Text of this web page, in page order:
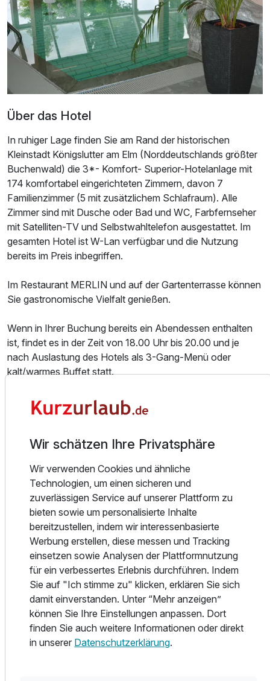
Doppelzimmer mit Balkon
2 Erwachsene
Ausstattung
Für 6 Tage p.P. ab
Doppelzimmer Standard
2 Erwachsene
Über das Hotel
In ruhiger Lage finden Sie am Rand der historischen
Kleinstadt Königslutter am Elm (Norddeutschlands größter
Buchenwald) die 3*- Komfort- Superior-Hotelanlage mit
174 komfortabel eingerichteten Zimmern, davon 7
Familienzimmer (5 mit zusätzlichem Schlafraum). Alle
Zimmer sind mit Dusche oder Bad und WC, Farbfernseher
mit Satelliten-TV und Selbstwahltelefon ausgestattet. Im
gesamten Hotel ist W-Lan verfügbar und die Nutzung
bereits im Preis inbegriffen.
Im Restaurant MERLIN und auf der Gartenterrasse können
Sie gastronomische Vielfalt genießen.
Wenn in Ihrer Buchung bereits ein Abendessen enthalten
ist, findet es in der Zeit von 18.00 Uhr bis 20.00 und je
nach Auslastung des Hotels als 3-Gang-Menü oder
kalt/warmes Buffet statt.
Die Nutzung von Hallenschwimmbad und Fitnessraum
(täglich 6 Uhr bis 22 Uhr geöffnet) und finnischer Sauna
Arrangements enthalten.
Tennishallen und -außenplätze, sowie Kegel- und
Bowlingbahnen (täglich ab 17.00 Uhr) können gegen eine
Gebühr genutzt werden und runden das umfangreiche
Freizeitangebot der Hotelanlage ab.
Besonderer Hinweis: Das Hotel verfügt nicht über
behindertengerechte Zimmer. Einige Zimmer der
KOMFORT-Kategorie und deren Badbereich sind mit einem
Rollstuhl oder Rollator gut erreich- und befahrbar, haben
jedoch keine abgesenkten Sanitäreinrichtungen oder
speziellen Haltearmaturen. Der Schimmbad- und
Saunabereich ist für Gäste mit eingeschränkter Mobilität
nicht nutzbar, da der Zugang zum Schimmbecken über nur
Wir schätzen Ihre Privatsphäre
Wir verwenden Cookies und ähnliche
Technologien, um einen sicheren und
zuverlässigen Service auf unserer Plattform zu
bieten sowie um personalisierte Inhalte
bereitzustellen, indem wir interessenbasierte
Werbung erstellen, diese messen und Tracking
einsetzen sowie Analysen der Plattformnutzung
für ein verbessertes Erlebnis durchführen. Indem
Sie auf "Ich stimme zu" klicken, erklären Sie sich
damit einverstanden. Unter “Mehr anzeigen”
können Sie Ihre Einstellungen anpassen. Dort
finden Sie auch weitere Informationen oder direkt
in unserer Datenschutzerklärung.